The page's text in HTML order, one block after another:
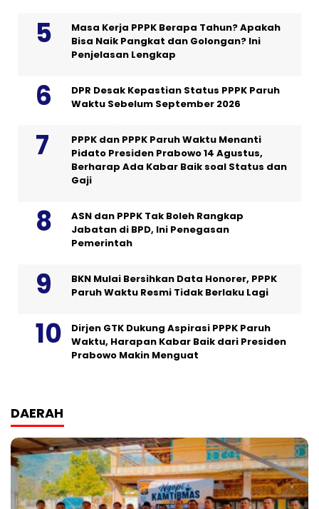
Masa Kerja PPPK Berapa Tahun? Apakah
Bisa Naik Pangkat dan Golongan? Ini
Penjelasan Lengkap
DPR Desak Kepastian Status PPPK Paruh
Waktu Sebelum September 2026
PPPK dan PPPK Paruh Waktu Menanti
Pidato Presiden Prabowo 14 Agustus,
Berharap Ada Kabar Baik soal Status dan
Gaji
ASN dan PPPK Tak Boleh Rangkap
Jabatan di BPD, Ini Penegasan
Pemerintah
BKN Mulai Bersihkan Data Honorer, PPPK
Paruh Waktu Resmi Tidak Berlaku Lagi
Dirjen GTK Dukung Aspirasi PPPK Paruh
Waktu, Harapan Kabar Baik dari Presiden
Prabowo Makin Menguat
DAERAH